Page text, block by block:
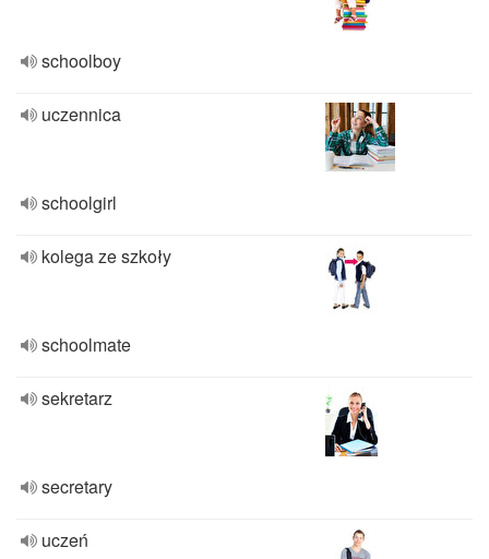
schoolboy
uczennica
schoolgirl
kolega ze szkoły
schoolmate
sekretarz
secretary
uczeń